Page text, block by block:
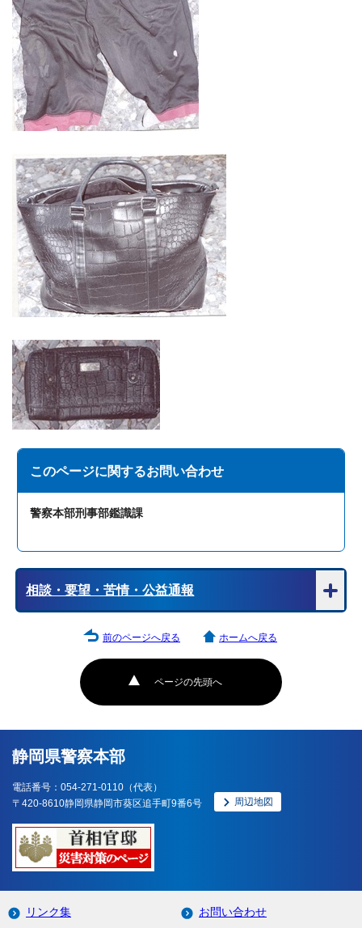
このページに関するお問い合わせ
警察本部刑事部鑑識課
相談・要望・苦情・公益通報
ページの先頭へ
前のページへ戻る ホームへ戻る
静岡県警察本部
電話番号：054-271-0110（代表）
〒420-8610静岡県静岡市葵区追手町9番6号
周辺地図
リンク集 お問い合わせ